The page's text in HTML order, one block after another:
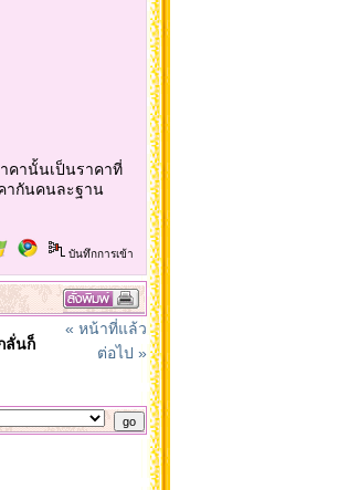
คานั้นเป็นราคาที่
ากันคนละฐาน
บันทึกการเข้า
ลั่นก็
« หน้าที่แล้ว
ต่อไป »